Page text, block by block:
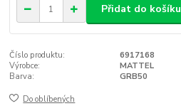
Přidat do košíku
Číslo produktu:
6917168
Výrobce:
MATTEL
Barva:
GRB50
Do oblíbených